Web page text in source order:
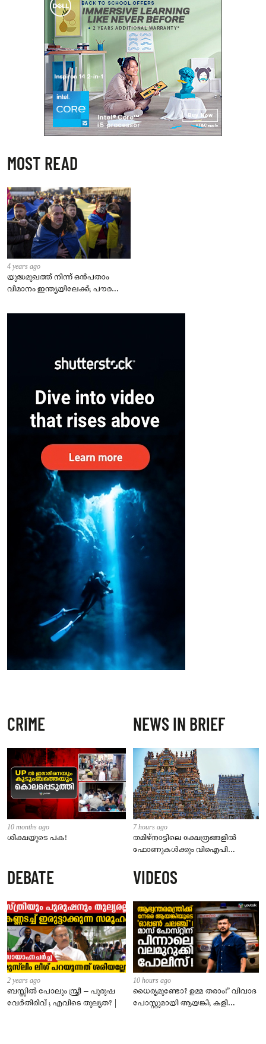
MOST READ
4 years ago
യുദ്ധമുഖത്ത് നിന്ന് ഒൻപതാം
വിമാനം ഇന്ത്യയിലേക്ക്; പൗരന്മാർ
– കേന്ദ്രം
CRIME
10 months ago
ശിക്ഷയുടെ പക!
NEWS IN BRIEF
7 hours ago
തമിഴ്‌നാട്ടിലെ ക്ഷേത്രങ്ങളിൽ
ഫോണുകൾക്കും വിഐപി
സെപ്റ്റംബർ 1 മുതൽ നിലവിൽ
വരും
DEBATE
2 years ago
ബസ്സിൽ പോലും സ്ത്രീ – പുരുഷ
വേർതിരിവ് ; എവിടെ തുല്യത? |
VIDEOS
10 hours ago
ധൈര്യമുണ്ടോ? ഉമ്മ തരാം!” വിവാദ
പോസ്റ്റുമായി ആയങ്കി; കളി